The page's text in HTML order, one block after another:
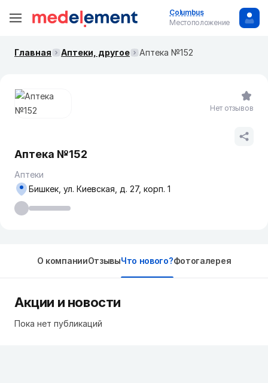
Columbus
Местоположение
Главная Аптеки, другое Аптека №152
Аптека №152
Аптеки
Бишкек, ул. ​Киевская, д. 27, корп. 1
Нет отзывов
О компанииОтзывыЧто нового?Фотогалерея
Акции и новости
Пока нет публикаций